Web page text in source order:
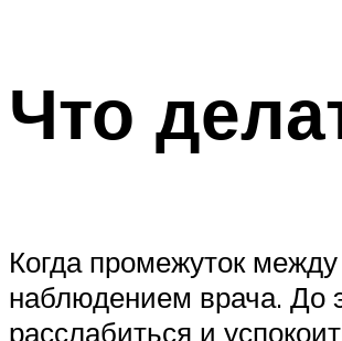
Что
Когда промежуток
наблюдением врача. До
расслабиться и